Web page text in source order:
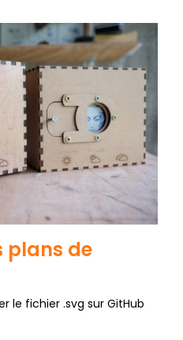
plans de
le fichier .svg sur GitHub